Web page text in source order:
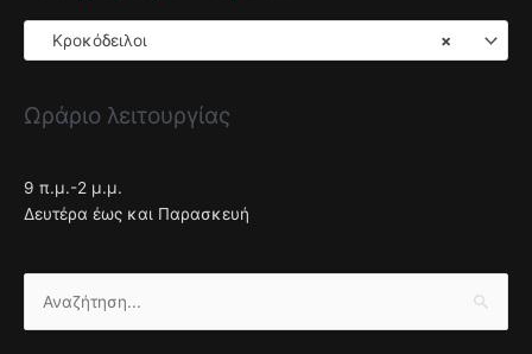
×
Κροκόδειλοι
Ωράριο λειτουργίας
9 π.μ.-2 μ.μ.
Δευτέρα έως και Παρασκευή
Αναζήτηση
για: